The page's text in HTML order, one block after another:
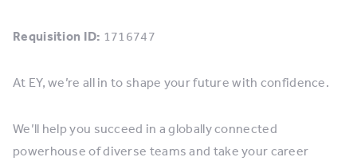
Requisition ID: 1716747
At EY, we’re all in to shape your future with confidence.
We’ll help you succeed in a globally connected
powerhouse of diverse teams and take your career